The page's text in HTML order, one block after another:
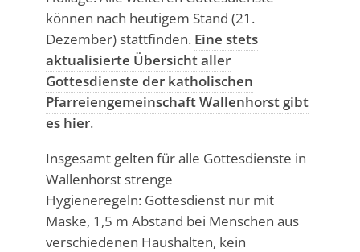
können nach heutigem Stand (21.
Dezember) stattfinden. Eine stets
aktualisierte Übersicht aller
Gottesdienste der katholischen
Pfarreiengemeinschaft Wallenhorst gibt
es hier.
Insgesamt gelten für alle Gottesdienste in
Wallenhorst strenge
Hygieneregeln: Gottesdienst nur mit
Maske, 1,5 m Abstand bei Menschen aus
verschiedenen Haushalten, kein